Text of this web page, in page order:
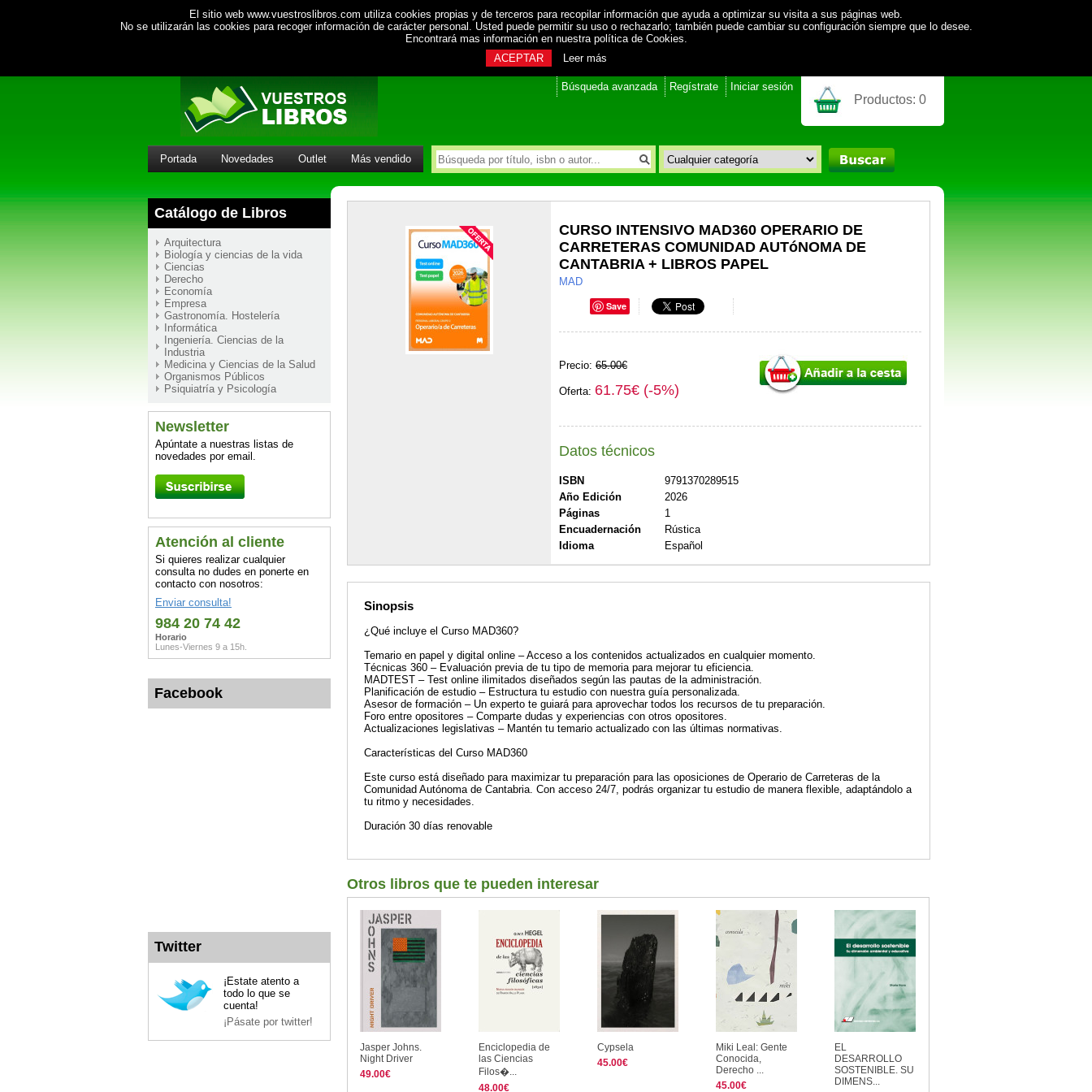
El sitio web www.vuestroslibros.com utiliza cookies propias y de terceros para recopilar información que ayuda a optimizar su visita a sus páginas web.
No se utilizarán las cookies para recoger información de carácter personal. Usted puede permitir su uso o rechazarlo; también puede cambiar su configuración siempre que lo desee.
Encontrará mas información en nuestra política de Cookies.
ACEPTAR
Leer más
Búsqueda avanzada Regístrate Iniciar sesión
Productos: 0
Portada Novedades Outlet Más vendido
Catálogo de Libros
Arquitectura
Biología y ciencias de la vida
Ciencias
Derecho
Economía
Empresa
Gastronomía. Hostelería
Informática
Ingeniería. Ciencias de la
Industria
Medicina y Ciencias de la Salud
Organismos Públicos
Psiquiatría y Psicología
Newsletter
Apúntate a nuestras listas de
novedades por email.
Atención al cliente
Si quieres realizar cualquier
consulta no dudes en ponerte en
contacto con nosotros:
Enviar consulta!
984 20 74 42
Horario
Lunes-Viernes 9 a 15h.
Facebook
Twitter
¡Estate atento a
todo lo que se
cuenta!
¡Pásate por twitter!
CURSO INTENSIVO MAD360 OPERARIO DE
CARRETERAS COMUNIDAD AUTóNOMA DE
CANTABRIA + LIBROS PAPEL
MAD
Save
Precio: 65.00€
Oferta: 61.75€ (-5%)
Datos técnicos
ISBN
9791370289515
Año Edición
2026
Páginas
1
Encuadernación
Rústica
Idioma
Español
Sinopsis
¿Qué incluye el Curso MAD360?
Temario en papel y digital online – Acceso a los contenidos actualizados en cualquier momento.
Técnicas 360 – Evaluación previa de tu tipo de memoria para mejorar tu eficiencia.
MADTEST – Test online ilimitados diseñados según las pautas de la administración.
Planificación de estudio – Estructura tu estudio con nuestra guía personalizada.
Asesor de formación – Un experto te guiará para aprovechar todos los recursos de tu preparación.
Foro entre opositores – Comparte dudas y experiencias con otros opositores.
Actualizaciones legislativas – Mantén tu temario actualizado con las últimas normativas.
Características del Curso MAD360
Este curso está diseñado para maximizar tu preparación para las oposiciones de Operario de Carreteras de la
Comunidad Autónoma de Cantabria. Con acceso 24/7, podrás organizar tu estudio de manera flexible, adaptándolo a
tu ritmo y necesidades.
Duración 30 días renovable
Otros libros que te pueden interesar
Jasper Johns.
Night Driver
49.00€
Enciclopedia de
las Ciencias
Filos�...
48.00€
Cypsela
45.00€
Miki Leal: Gente
Conocida,
Derecho ...
45.00€
EL
DESARROLLO
SOSTENIBLE. SU
DIMENS...